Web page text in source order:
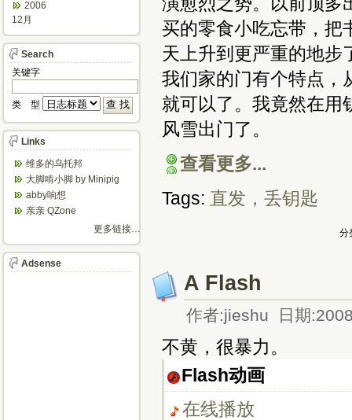
买的零食小吃忘带，把
天上升到更严重的地步
我们家的门有个特点，
就可以了。我竟然在用
风雪出门了。
查看更多...
Tags: 直发，丢钥匙
分
A Flash
作者:jieshu 日期
不黄，很暴力。
Flash动画
在线播放
2006
12月
Search
关键字
类 型
Links
维多的乌托邦
大脚啃小脚 by Minipig
abby响想
亲亲 QZone
更多链接…
Adsense